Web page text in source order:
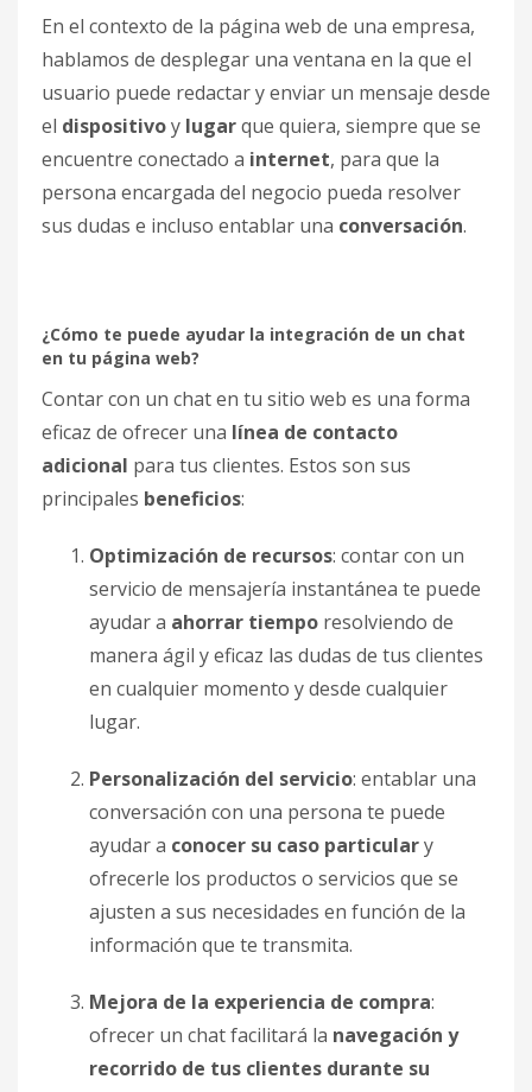
En el contexto de la página web de una empresa,
hablamos de desplegar una ventana en la que el
usuario puede redactar y enviar un mensaje desde
el dispositivoy lugarque quiera, siempre que se
encuentre conectado a internet, para que la
persona encargada del negocio pueda resolver
sus dudas e incluso entablar una conversación.
¿Cómo te puede ayudar la integración de un chat
en tu página web?
Contar con un chat en tu sitio web es una forma
eficaz de ofrecer una línea de contacto
adicional para tus clientes. Estos son sus
principales beneficios:
Optimización de recursos: contar con un
servicio de mensajería instantánea te puede
ayudar a ahorrar tiempo resolviendo de
manera ágil y eficaz las dudas de tus clientes
en cualquier momento y desde cualquier
lugar.
Personalización del servicio: entablar una
conversación con una persona te puede
ayudar a conocer su caso particulary
ofrecerle los productos o servicios que se
ajusten a sus necesidades en función de la
información que te transmita.
Mejora de la experiencia de compra:
ofrecer un chat facilitará la navegación y
recorrido de tus clientes durante su